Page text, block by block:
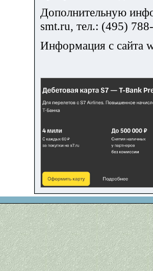
Дополнительную
smt.ru, тел.: (495)
Информация с сайта